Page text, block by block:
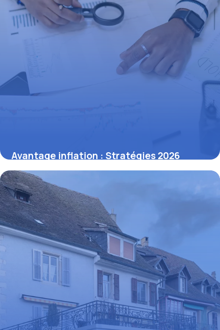
Avantage inflation : Stratégies 2026
14 juin 2026